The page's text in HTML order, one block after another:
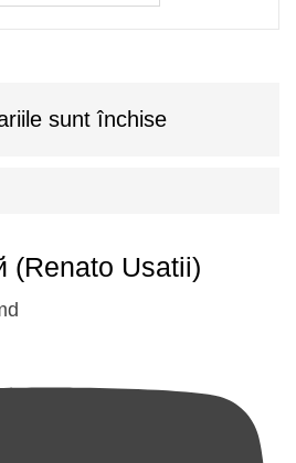
sunt închise
(Renato Usatii)